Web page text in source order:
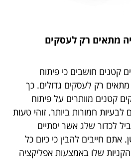
מתאים רק לעסקים
קטנים חושבים כי פיתוח
רק לעסקים גדולים. כך
קטנים מוותרים על פיתוח
לבעיות חמורות ביותר. זוהי טעות
לכדור שלג אשר יסתיים
חייבים להבין כי כיום כל
שלו באמצעות אפליקציה